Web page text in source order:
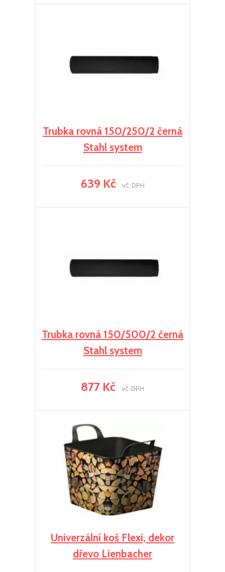
Trubka rovná 150/250/2 černá
Stahl system
639 Kč vč. DPH
Trubka rovná 150/500/2 černá
Stahl system
877 Kč vč. DPH
Univerzální koš Flexi, dekor
dřevo Lienbacher